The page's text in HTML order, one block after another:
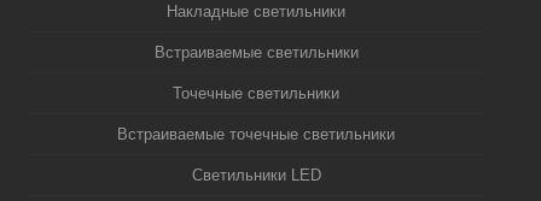
Накладные светильники
Встраиваемые светильники
Точечные светильники
Встраиваемые точечные светильники
Светильники LED